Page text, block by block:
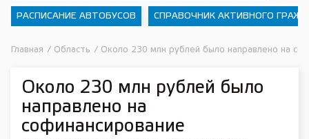
РАСПИСАНИЕ АВТОБУСОВ СПРАВОЧНИК АКТИВНОГО
Главная / Область / Около 230 млн рублей было направлено на
Около 230 млн рублей было
направлено на
софинансирование